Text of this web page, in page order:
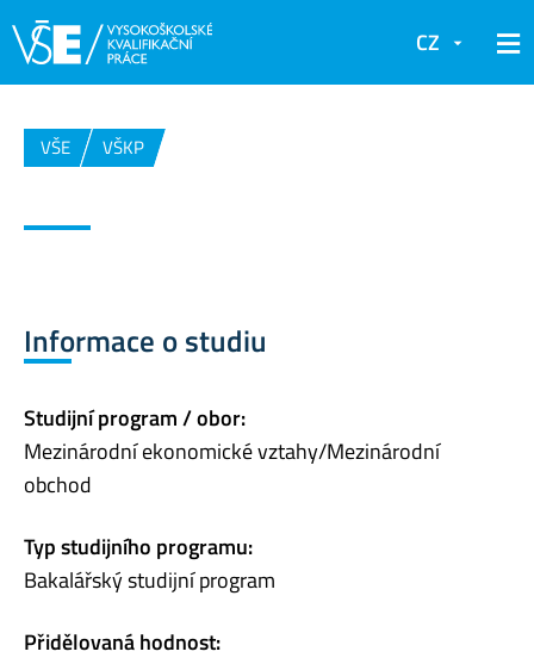
CZ
VŠE VŠKP
Informace o studiu
Studijní program / obor:
Mezinárodní ekonomické vztahy/Mezinárodní
obchod
Typ studijního programu:
Bakalářský studijní program
Přidělovaná hodnost: